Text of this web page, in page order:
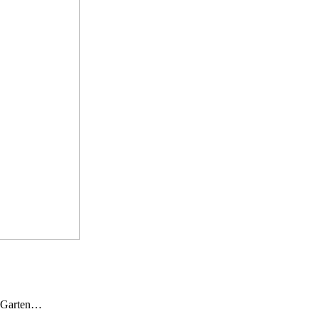
Garten…